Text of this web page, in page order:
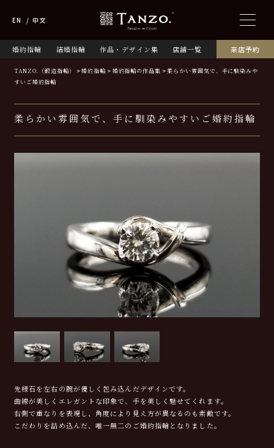
婚約指輪 結婚指輪 作品・デザイン集 店舗一覧 来店予約
EN 中文
TANZO.（鍛造指輪） 婚約指輪 婚約指輪の作品集
柔らかい雰囲気で、手に馴染みや
すいご婚約指輪
柔らかい雰囲気で、手に馴染みやすいご婚約指輪
先様石を左右の腕が優しく包み込んだデザインです。
曲線が美しくエレガントな印象で、手を美しく魅せてくれます。
右側で重なりを表現し、角度により見え方が異なるのも素敵です。
こだわりを詰め込んだ、唯一無二のご婚約指輪となりました。